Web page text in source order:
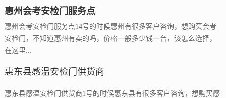
惠州会考安检门服务点
惠州会考安检门服务点14号的时候惠州有很多客户咨询，想购买会考
安检门，不知道惠州有卖的吗，价格一般多少钱一台，该怎么选择，
在这里...
惠东县感温安检门供货商
惠东县感温安检门供货商1号的时候惠东县有很多客户咨询，想购买感